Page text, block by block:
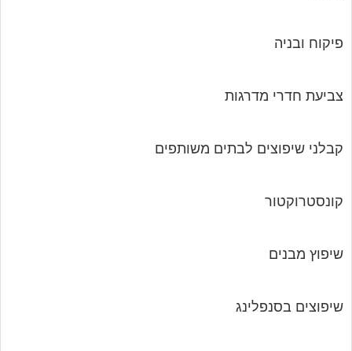
פיקוח ובניה
צביעת חדרי מדרגות
קבלני שיפוצים לבתים משותפים
קונסטרוקטור
שיפוץ מבנים
שיפוצים בסנפלינג